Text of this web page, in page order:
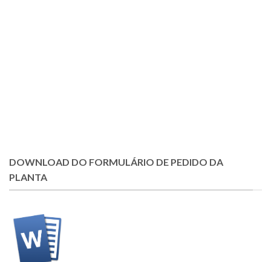
DOWNLOAD DO FORMULÁRIO DE PEDIDO DA
PLANTA